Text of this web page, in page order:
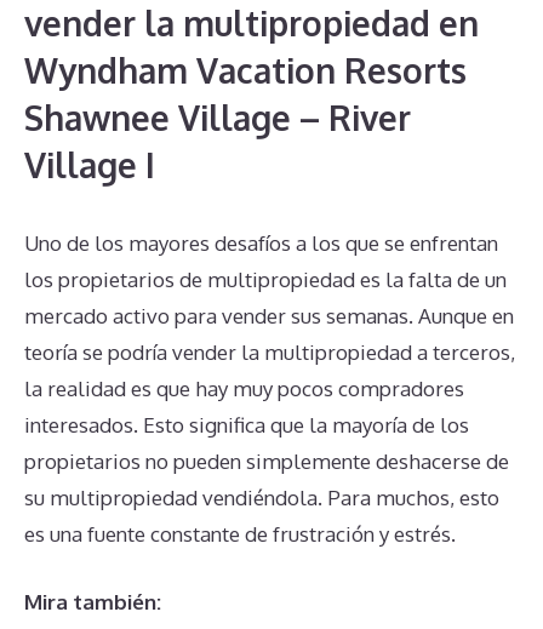
vender la multipropiedad en
Wyndham Vacation Resorts
Shawnee Village – River
Village I
Uno de los mayores desafíos a los que se enfrentan
los propietarios de multipropiedad es la falta de un
mercado activo para vender sus semanas. Aunque en
teoría se podría vender la multipropiedad a terceros,
la realidad es que hay muy pocos compradores
interesados. Esto significa que la mayoría de los
propietarios no pueden simplemente deshacerse de
su multipropiedad vendiéndola. Para muchos, esto
es una fuente constante de frustración y estrés.
Mira también: